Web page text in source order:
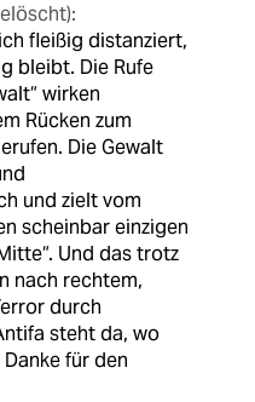
fleißig distanziert,
bleibt. Die Rufe
wirken
Rücken zum
Die Gewalt
und zielt vom
scheinbar einzigen
Und das trotz
nach rechtem,
durch
steht da, wo
für den